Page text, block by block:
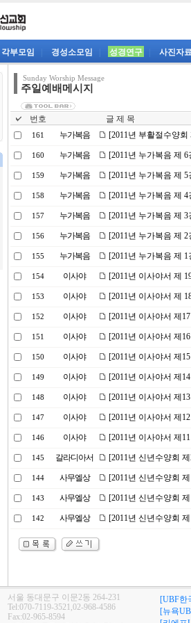
각부모임 경성소모임 성경연구 사진자
Sunday Worship Message
주일예배메시지
번호 글 제 목
161 누가복음 [2011년 부활절수양
160 누가복음 [2011년 누가복음 제
159 누가복음 [2011년 누가복음 제
158 누가복음 [2011년 누가복음 제
157 누가복음 [2011년 누가복음 제
156 누가복음 [2011년 누가복음 제
155 누가복음 [2011년 누가복음 제
154 이사야 [2011년 이사야서 제
153 이사야 [2011년 이사야서 제
152 이사야 [2011년 이사야서 제
151 이사야 [2011년 이사야서 제
150 이사야 [2011년 이사야서 제
149 이사야 [2011년 이사야서 제
148 이사야 [2011년 이사야서 제
147 이사야 [2011년 이사야서 제
146 이사야 [2011년 이사야서 제
145 갈라디아서 [2011년 신년수양회
144 사무엘상 [2011년 신년수양회
143 사무엘상 [2011년 신년수양회
142 사무엘상 [2011년 신년수양회
서울 동대문구 이문2동 264-231
Tel:070-7119-3521,02-968-4586
Fax:02-965-8594
[UBF한
[뉴욕